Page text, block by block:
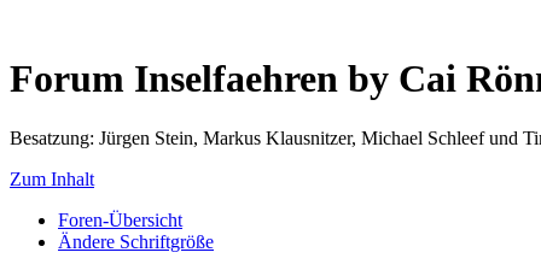
Forum Inselfaehren by Cai
Besatzung: Jürgen Stein, Markus Klausnitzer, Michael Schleef und
Zum Inhalt
Foren-Übersicht
Ändere Schriftgröße